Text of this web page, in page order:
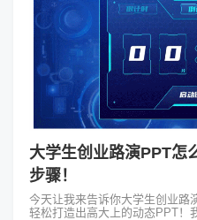
大学生创业路演PPT怎
步骤！
今天让我来告诉你大学生创业路
轻松打造出高大上的动态PPT！